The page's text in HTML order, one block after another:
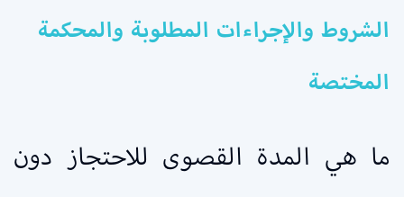
الشروط والإجراءات المطلوبة والمحكمة
المختصة
ما هي المدة القصوى للاحتجاز دون